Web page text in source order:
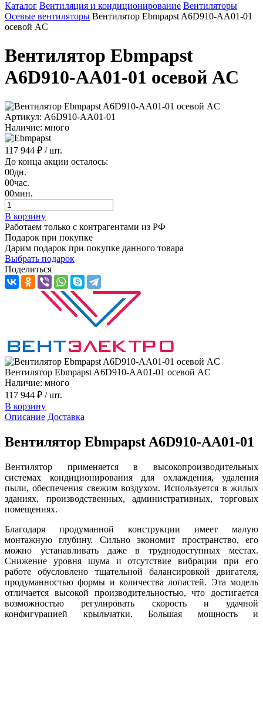
Каталог Вентиляция и кондиционирование Вентиляторы
Осевые вентиляторы Вентилятор Ebmpapst A6D910-AA01-01
осевой AC
Вентилятор Ebmpapst
A6D910-AA01-01 осевой AC
Артикул: A6D910-AA01-01
Наличие: много
117 944 ₽ / шт.
До конца акции осталось:
00дн.
00час.
00мин.
В корзину
Работаем только с контрагентами из РФ
Подарок при покупке
Дарим подарок при покупке данного товара
Выбрать подарок
Поделиться
Вентилятор Ebmpapst A6D910-AA01-01 осевой AC
Наличие: много
117 944 ₽ / шт.
В корзину
Описание Доставка
Вентилятор Ebmpapst A6D910-AA01-01
Вентилятор применяется в высокопроизводительных
системах кондиционирования для охлаждения, удаления
пыли, обеспечения свежим воздухом. Используется в жилых
зданиях, производственных, административных, торговых
помещениях.
Благодаря продуманной конструкции имеет малую
монтажную глубину. Сильно экономит пространство, его
можно устанавливать даже в труднодоступных местах.
Снижение уровня шума и отсутствие вибрации при его
работе обусловлено тщательной балансировкой двигателя,
продуманностью формы и количества лопастей. Эта модель
отличается высокой производительностью, что достигается
возможностью регулировать скорость и удачной
конфигурацией крыльчатки. Большая мощность и